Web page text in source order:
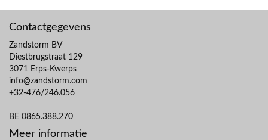
Contactgegevens
Zandstorm BV
Diestbrugstraat 129
3071 Erps-Kwerps
info@zandstorm.com
+32-476/246.056
BE 0865.388.270
Meer informatie